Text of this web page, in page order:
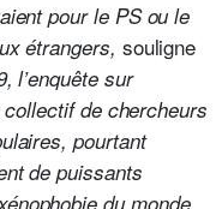
pour le PS ou le
étrangers, souligne
l’enquête sur
collectif de chercheurs
pourtant
de puissants
du monde